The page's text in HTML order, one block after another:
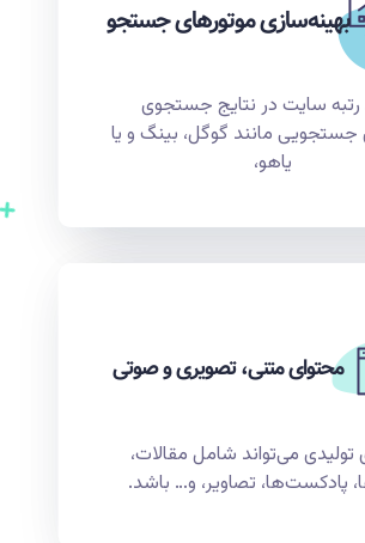
بهینه‌سازی موتورهای جستجو
رتبه سایت در نتایج جستجوی
جستجویی مانند گوگل، بینگ و یا
یاهو،
محتوای متنی، تصویری و صوتی
تولیدی می‌تواند شامل مقالات،
پادکست‌ها، تصاویر، و… باشد.